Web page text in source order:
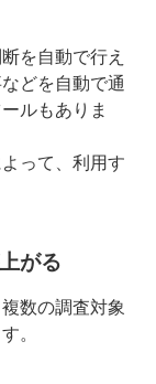
を自動で行え
どを自動で通
ルもありま
って、利用す
がる
数の調査対象
。